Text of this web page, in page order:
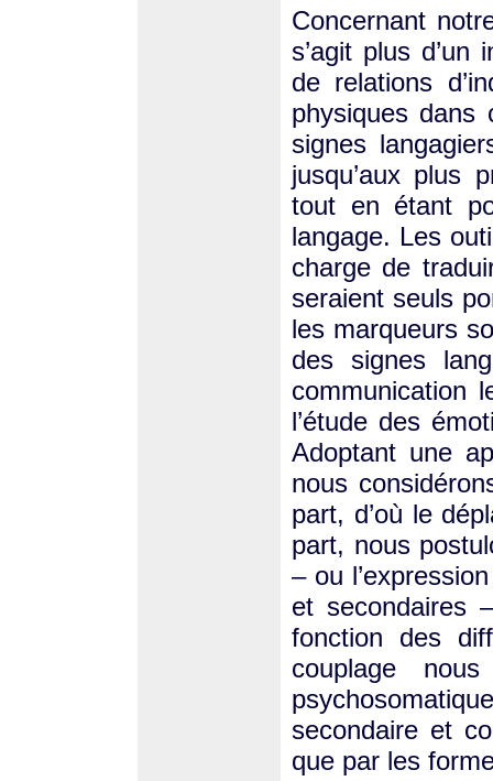
Concernant
s’agit plus
de relations
physiques dans
signes
jusqu’aux plus
tout en étant
langage. Les
charge de
seraient seuls
les marqueurs
des signes
communication
l’étude des
Adoptant une
nous
part, d’où le
part, nous
– ou
et secondaires
fonction des
couplage
secondaire et
que par les